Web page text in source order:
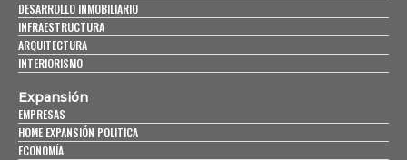
DESARROLLO INMOBILIARIO
INFRAESTRUCTURA
ARQUITECTURA
INTERIORISMO
Expansión
EMPRESAS
HOME EXPANSIÓN POLITICA
ECONOMÍA